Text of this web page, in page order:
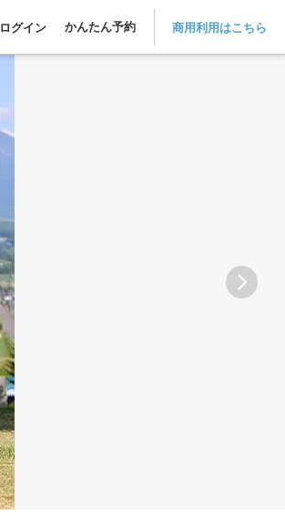
ログイン かんたん予約 商用利用はこちら